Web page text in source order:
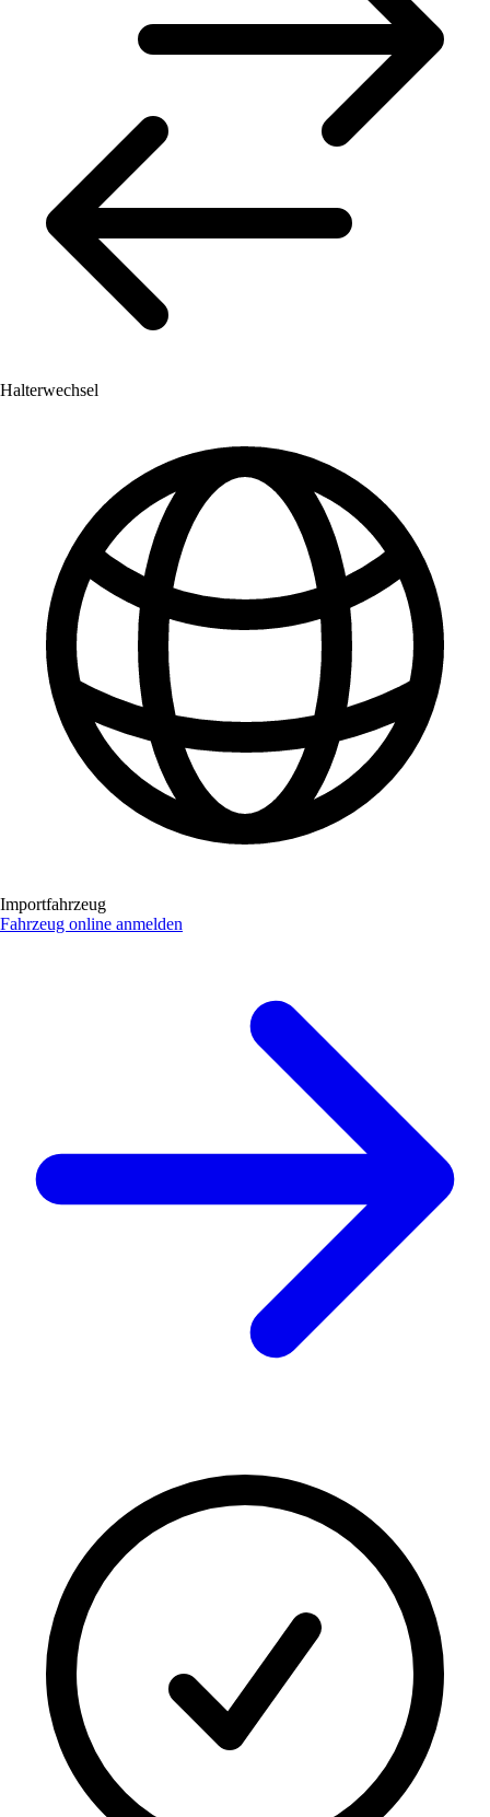
Halterwechsel
Importfahrzeug
Fahrzeug online anmelden